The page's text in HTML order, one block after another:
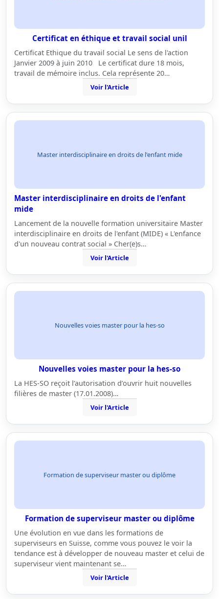
Certificat en éthique et travail social unil
Certificat Ethique du travail social Le sens de l'action
Janvier 2009 à juin 2010 Le certificat dure 18 mois,
travail de mémoire inclus. Cela représente 20…
Voir l'Article
Master interdisciplinaire en droits de l'enfant mide
Master interdisciplinaire en droits de l'enfant
mide
Lancement de la nouvelle formation universitaire Master
interdisciplinaire en droits de l'enfant (MIDE) « L'enfance
d'un nouveau contrat social » Cher(e)s…
Voir l'Article
Nouvelles voies master pour la hes-so
Nouvelles voies master pour la hes-so
La HES-SO reçoit l’autorisation d’ouvrir huit nouvelles
filières de master (17.01.2008)…
Voir l'Article
Formation de superviseur master ou diplôme
Formation de superviseur master ou diplôme
Une évolution en vue dans les formations de
superviseurs en Suisse, comme vous pouvez le voir la
tendance est à développer de nouveau master et celui de
superviseur vient maintenant se…
Voir l'Article